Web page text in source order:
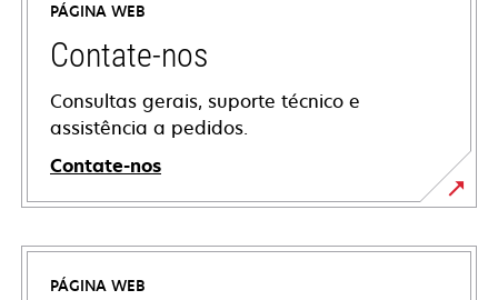
PÁGINA WEB
Contate-nos
Consultas gerais, suporte técnico e
assistência a pedidos.
Contate-nos
PÁGINA WEB